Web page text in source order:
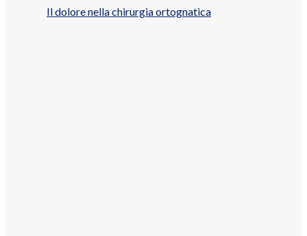
Il dolore nella chirurgia ortognatica